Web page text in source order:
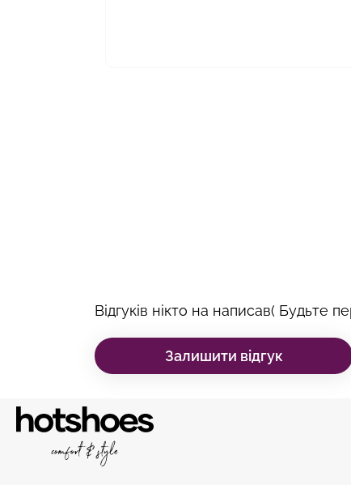
Відгуків нікто на написав( Будьте
Залишити відгук